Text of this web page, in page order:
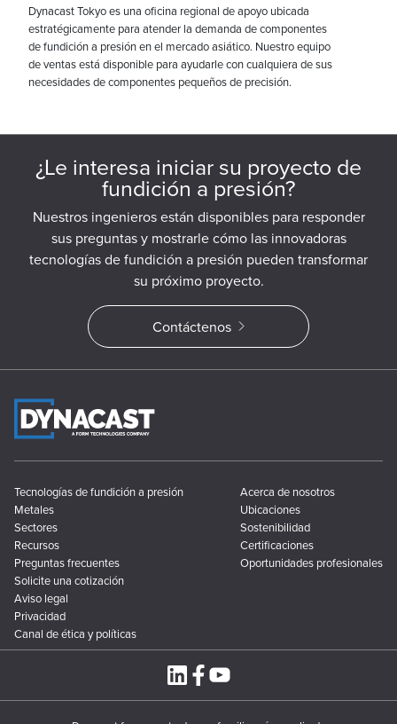
Dynacast Tokyo es una oficina regional de apoyo ubicada
estratégicamente para atender la demanda de componentes
de fundición a presión en el mercado asiático. Nuestro equipo
de ventas está disponible para ayudarle con cualquiera de sus
necesidades de componentes pequeños de precisión.
¿Le interesa iniciar su proyecto de
fundición a presión?
Nuestros ingenieros están disponibles para responder
sus preguntas y mostrarle cómo las innovadoras
tecnologías de fundición a presión pueden transformar
su próximo proyecto.
Contáctenos
Tecnologías de fundición a presión
Metales
Sectores
Recursos
Preguntas frecuentes
Acerca de nosotros
Ubicaciones
Sostenibilidad
Certificaciones
Oportunidades profesionales
Solicite una cotización
Aviso legal
Privacidad
Canal de ética y políticas